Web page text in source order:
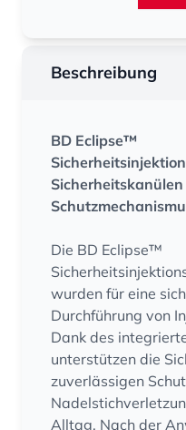
Beschreibung
BD Eclipse™
Die BD Eclipse™
wurden für eine
Durchführung von
Dank des
unterstützen die
zuverlässigen
Alltag. Nach der